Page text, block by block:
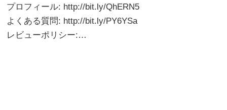
プロフィール: http://bit.ly/QhERN5
よくある質問: http://bit.ly/PY6YSa
レビューポリシー:…